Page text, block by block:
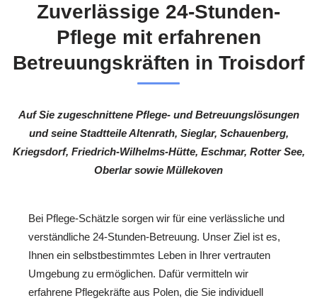
Zuverlässige 24-Stunden-
Pflege mit erfahrenen
Betreuungskräften in Troisdorf
Auf Sie zugeschnittene Pflege- und Betreuungslösungen
und seine Stadtteile Altenrath, Sieglar, Schauenberg,
Kriegsdorf, Friedrich-Wilhelms-Hütte, Eschmar, Rotter See,
Oberlar sowie Müllekoven
Bei Pflege-Schätzle sorgen wir für eine verlässliche und
verständliche 24-Stunden-Betreuung. Unser Ziel ist es,
Ihnen ein selbstbestimmtes Leben in Ihrer vertrauten
Umgebung zu ermöglichen. Dafür vermitteln wir
erfahrene Pflegekräfte aus Polen, die Sie individuell